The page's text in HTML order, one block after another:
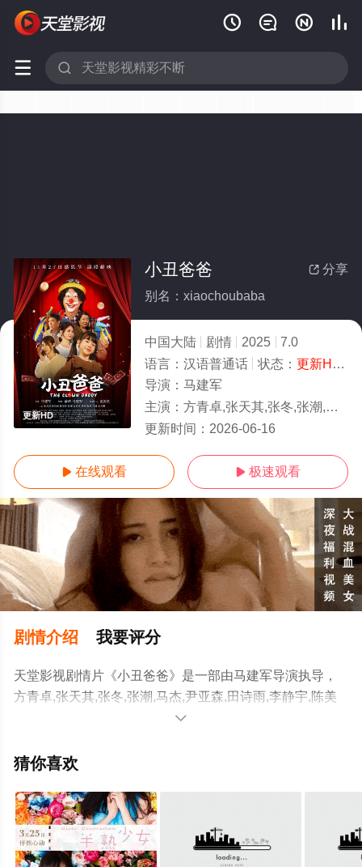
   
 
更新HD
 分享
小丑爸爸
别名：xiaochoubaba
中国大陆 剧情 2025
7.0
语言： 汉语普通话 状态： 更新HD/高清
导演： 马建军
主演： 方青卓,张天其,张冬,张潮,马杰,尹亚森,田诗雨,李静宇,陈美希,艾利玛,兰涌,徐世交
更新时间： 2026-06-16
 在线观看  极速观看
剧情介绍 我要评分
天堂影视剧情片《小丑爸爸》是一部由马建军导演执导，
方青卓,张天其,张冬,张潮,马杰,尹亚森,田诗雨,李静宇,陈美
希,艾利玛,兰涌,徐世交等明星演员精彩演绎的中国大陆电
影网，更多剧情信息可移步至豆瓣电影、电视猫或剧情网

猜你喜欢